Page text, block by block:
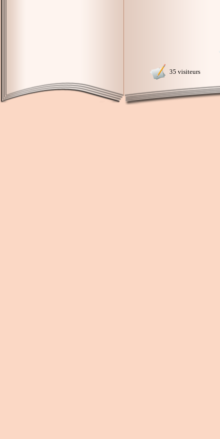
35 visiteurs